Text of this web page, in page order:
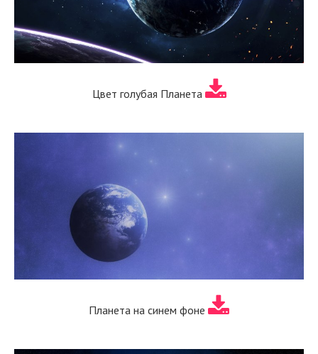
Цвет голубая Планета
Планета на синем фоне